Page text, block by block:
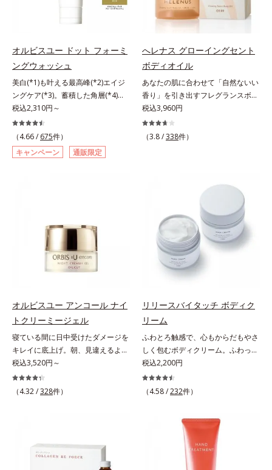
感のなさ」が、大人の肌印象に大き
シリーズは美容成分(*7)として
「G.D.F.アクティベーター(*8)」を
配合。そして、従来から配合してい
る美白(*1)有効成分「トラネキサム
酸」を配合しました。さらに、シリ
ーズ共通の美容成分「GLルートブ
ースター(*9)」を配合することで、
肌のふっくら感や透明感を叶えま
す。美白ケアしながら多角的なエイ
ジングケアが叶うシリーズに。3ス
ミ・ソバカスを防ぐ（ウォッシュを
除く）*2 オルビス内スキンケアシ
リーズの保湿力*3 年齢に応じたお
手入れのこと*4 うるおいによる
*5 乾燥、ハリ・ツヤのなさ*6
セラカエルレア果汁、ノバラエキス
配合＝うるおいを与えハリと透明感
に満ちた肌へ導く保湿成分*9 メマ
ツヨイグサ抽出液、スイカズラエキ
ス配合＝角層のすみずみまで水分・
油分を保ち、ハリ・ツヤを与える保
湿成分*10 気持ちのこと
さ」が、大人の肌印象に大きな影響
を与えていることがわかりました。
そこでオルビスユー ドットシリー
ズは美容成分(*8)として「G.D.F.ア
クティベーター(*9)」を配合。そし
て、従来から配合している美白(*1)
有効成分「トラネキサム酸」を配合
しました。さらに、シリーズ共通の
美容成分「GLルートブースター
(*10)」を配合することで、肌のふ
っくら感や透明感を叶えます。美白
果的なシナジー設計で、あなたのエ
イジングケアを応援します。*1 メ
ラニンの生成を抑え、シミ・ソバカ
スを防ぐ（ウォッシュを除く）*2
オルビス内スキンケアシリーズの保
湿力*3 年齢に応じたお手入れのこ
と*4 角層まで*5 うるおいによ
る*6 乾燥、ハリ・ツヤのなさ
ロニセラカエルレア果汁、ノバラエ
キス配合＝うるおいを与えハリと透
明感に満ちた肌へ導く保湿成分
*10 メマツヨイグサ抽出液、スイ
カズラエキス配合＝角層のすみずみ
まで水分・油分を保ち、ハリ・ツヤ
を与える保湿成分*11 気持ちのこ
と
オルビスユー ドット フォーミ
ングウォッシュ
美白(*1)も叶える最高峰(*2)エイジ
ングケア(*3)。蓄積した角層(*4)を
絡めとりくすみ(*5)を晴らす高密着
マイルドピーリング(*6)洗顔料。ハ
リも透明感(*7)も結果主義。年齢サ
イン(*8)の因子に着目した肌科学エ
イジングケア(*3)シリーズ。オルビ
齢サインについて研究を進めたとこ
ろ、弾力感のない状態である「ハリ
のなさ」や、くすみ(*5)などが現れ
ている状態である「透明感のなさ」
が、大人の肌印象に大きな影響を与
でオルビスユー ドットシリーズは
美容成分(*9)として「G.D.F.アクテ
ィベーター(*10)」を配合。そし
て、従来から配合している美白(*1)
有効成分「トラネキサム酸」を配合
しました。さらに、シリーズ共通の
美容成分「GLルートブースター
(*11)」を配合することで、肌のふ
果的なシナジー設計で、あなたのエ
イジングケアを応援します。*1 メ
税込2,310円～
（4.66 / 675件）
キャンペーン
通販限定
へレナス グローイングセント
ボディオイル
あなたの肌に合わせて「自然ないい
香り」を引き出すフレグランスボデ
ィオイル。「へレナス」は、スキン
ケアに強みのあるオルビスとフレグ
ランスを愛するセントピアによる共
ボディオイルです。フレグランスと
いっても、ただいい香りをまとうだ
けではありません。「ヘレナス」で
は一人ひとりが持つ肌の香り「スキ
ンセント」に着目。それぞれの個性
であるスキンセントを他の香りで覆
い隠すのではなく、肌の匂いにオイ
ルのフレグランスが混じりあうこと
い”を引き出します。バリエーショ
ンは3種類。肌タイプに合わせて水
分と油分のバランスを整え、ボディ
ケアしながらそれぞれの肌の自然な
香りを効果的に広げます。
【DS13】水分も油分も少ないドラ
イ肌に。ローズとイランイランに
木々の精油を加えた、うるおいを感
ム、ローズなど花々の精油にハーブ
や果実を加えた、透明感あふれる香
り。【OS09】油分が多い肌に。さ
っぱりした柑橘にスパイスをプラス
税込3,960円
（3.8 /338件）
オルビスユー アンコール ナイ
トクリーミージェル
寝ている間に日中受けたダメージを
キレイに底上げ。朝、見違えるよう
なハリ感に。諦めかけていたハリ不
足、うるおい低下に先端科学ケア
(*1)でアプローチするエイジングケ
元、フェイスラインなど、年齢を重
ねるにつれハリ不足、うるおい低下
税込3,520円～
（4.32 /328件）
リリースバイタッチ ボディク
リーム
ふわとろ触感で、心もからだもやさ
しく包むボディクリーム。ふわっと
軽やかで、ぽよっと弾むユニーク触
感。なじませると摩擦と皮膚温でほ
どけるボディクリームです。うっと
に吸い付くようなしっとりもちもち
肌に。加水分解ヒアルロン酸配合。
浸透性と水分保持力のWのうるおい
ベールで、乾燥を寄せつけないもち
税込2,200円
（4.58 /232件）